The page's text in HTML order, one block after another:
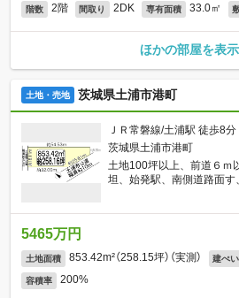
階数 2階 間取り 2DK 専有面積 33.0㎡
ほかの部屋を表示
土地・売地 茨城県土浦市港町
ＪＲ常磐線/土浦駅 徒歩8分
茨城県土浦市港町
土地100坪以上、前道６ｍ
坦、始発駅、南側道路面す、
5465万円
土地面積 853.42m²（258.15坪）（実測） 建ぺ
容積率 200%